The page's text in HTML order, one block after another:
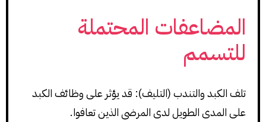
المضاعفات المحتملة
للتسمم
تلف الكبد والتندب (التليف): قد يؤثر على وظائف الكبد
على المدى الطويل لدى المرضى الذين تعافوا.